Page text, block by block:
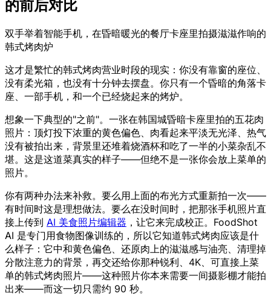
的前后对比
双手举着智能手机，在昏暗暖光的餐厅卡座里拍摄滋滋作响的
韩式烤肉炉
这才是繁忙的韩式烤肉营业时段的现实：你没有靠窗的座位、
没有柔光箱，也没有十分钟去摆盘。你只有一个昏暗的角落卡
座、一部手机，和一个已经烧起来的烤炉。
想象一下典型的"之前"。一张在韩国城昏暗卡座里拍的五花肉
照片：顶灯投下浓重的黄色偏色、肉看起来平淡无光泽、热气
没有被拍出来，背景里还堆着烧酒杯和吃了一半的小菜杂乱不
堪。这是这道菜真实的样子——但绝不是一张你会放上菜单的
照片。
你有两种办法来补救。要么用上面的布光方式重新拍一次——
有时间时这是理想做法。要么在没时间时，把那张手机照片直
接上传到 AI 美食照片编辑器 ，让它来完成校正。FoodShot
AI 是专门用食物图像训练的，所以它知道韩式烤肉应该是什
么样子：它中和黄色偏色、还原肉上的滋滋感与油亮、清理掉
分散注意力的背景，再交还给你那种锐利、4K、可直接上菜
单的韩式烤肉照片——这种照片你本来需要一间摄影棚才能拍
出来——而这一切只需约 90 秒。